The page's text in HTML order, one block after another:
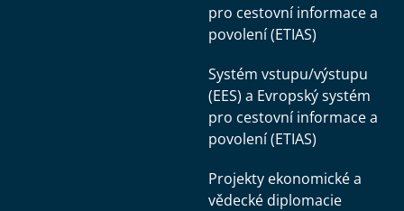
pro cestovní informace a
povolení (ETIAS)
Systém vstupu/výstupu
(EES) a Evropský systém
pro cestovní informace a
povolení (ETIAS)
Projekty ekonomické a
vědecké diplomacie